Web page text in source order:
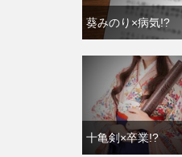
葵みのり×病気!?
十亀剣×卒業!?